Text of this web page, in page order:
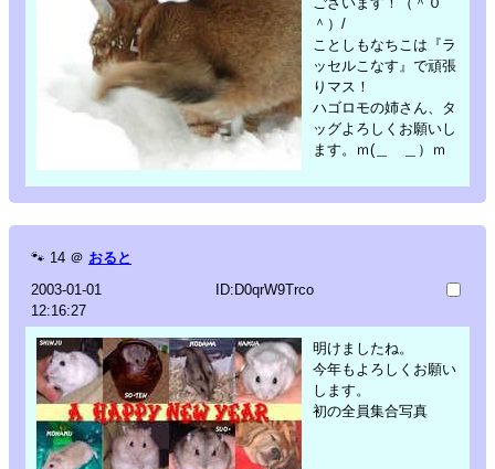
＾）/
ことしもなちこは『ラ
ッセルこなす』で頑張
りマス！
ハゴロモの姉さん、タ
ッグよろしくお願いし
ます。ｍ(＿ ＿）ｍ
🐾 14 ＠ おると
2003-01-01
12:16:27
ID:D0qrW9Trco
明けましたね。
今年もよろしくお願い
します。
初の全員集合写真